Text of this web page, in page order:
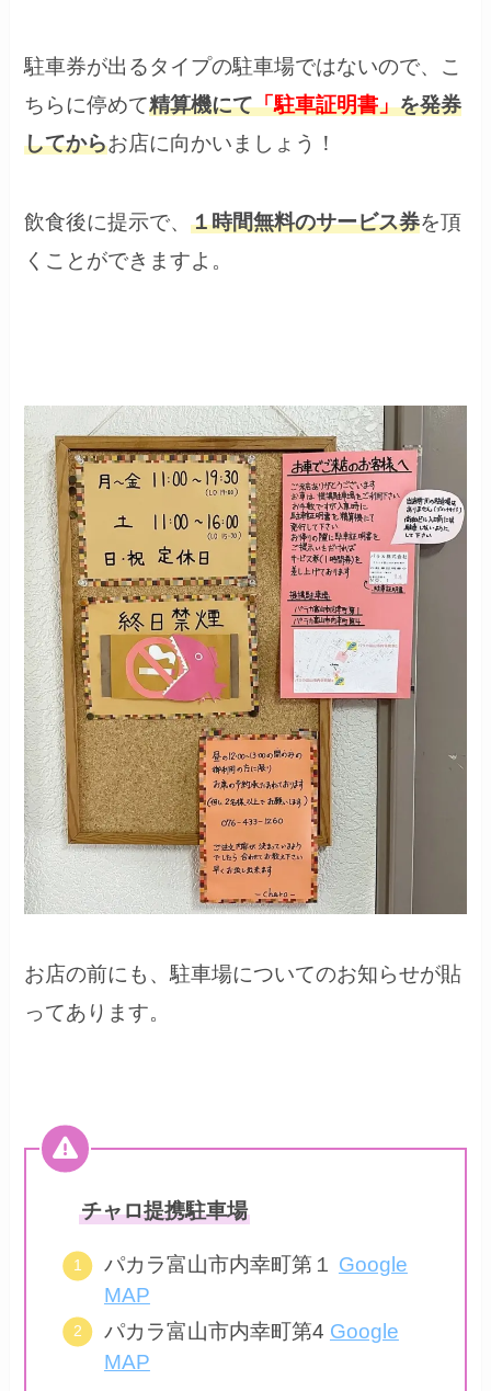
駐車券が出るタイプの駐車場ではないので、こ
ちらに停めて精算機にて「駐車証明書」を発券
してからお店に向かいましょう！
飲食後に提示で、１時間無料のサービス券を頂
くことができますよ。
お店の前にも、駐車場についてのお知らせが貼
ってあります。
チャロ提携駐車場
パカラ富山市内幸町第１ Google
MAP
パカラ富山市内幸町第4 Google
MAP